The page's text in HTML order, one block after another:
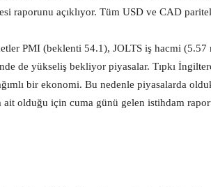
raporunu açıklıyor. Tüm USD ve CAD
PMI (beklenti 54.1), JOLTS iş hacmi
de yükseliş bekliyor piyasalar. Tıpkı
bir ekonomi. Bu nedenle piyasalarda
ait olduğu için cuma günü gelen istihdam